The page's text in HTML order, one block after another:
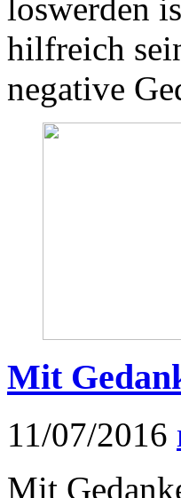
loswerden
hilfreich
negative
Mit
11/07/2016
Mit